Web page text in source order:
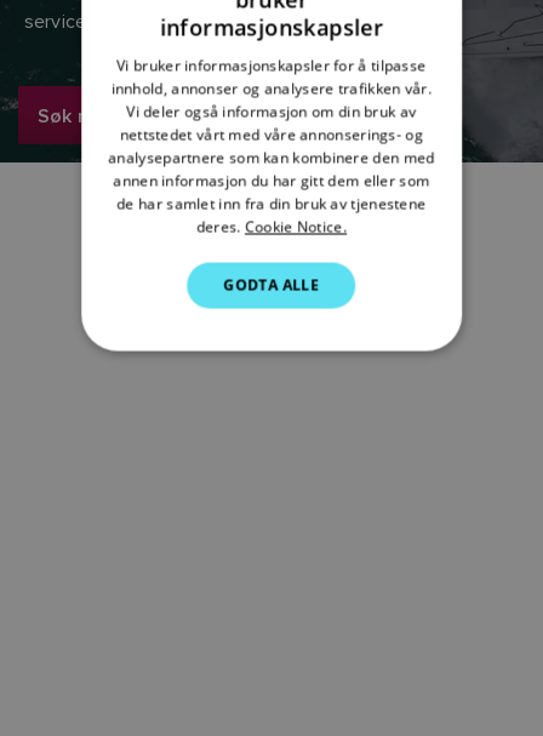
serviceforhandlere her.
Søk nå
DANISH
ITALIAN
SWEDISH
GERMAN
SPANISH
informasjonskapsler
Vi bruker informasjonskapsler for å tilpasse
innhold, annonser og analysere trafikken vår.
Vi deler også informasjon om din bruk av
nettstedet vårt med våre annonserings- og
analysepartnere som kan kombinere den med
annen informasjon du har gitt dem eller som
de har samlet inn fra din bruk av tjenestene
deres. Cookie Notice.
GODTA ALLE